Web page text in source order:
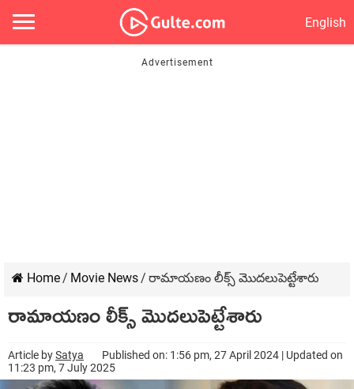
English
Home/ Movie News/ రామాయణం లీక్స్ మొదలుపెట్టేశారు
రామాయణం లీక్స్ మొదలుపెట్టేశారు
Article bySatya
Published on: 1:56 pm, 27 April 2024 | Updated on
11:23 pm, 7 July 2025